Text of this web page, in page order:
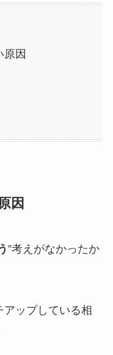
原因
因
”考えがなかったか
ップしている相